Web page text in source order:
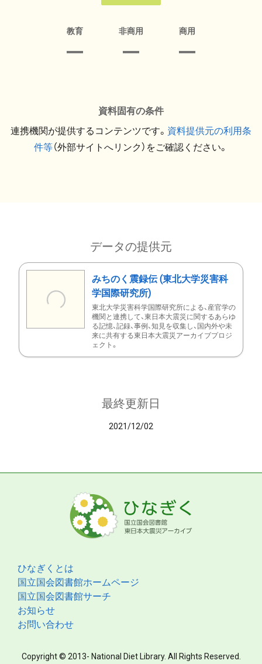
教育 非商用 商用
資料固有の条件
連携機関が提供するコンテンツです。 資料提供元の利用条
件等（外部サイトへリンク）をご確認ください。
データの提供元
みちのく震録伝 (東北大学災害科
学国際研究所)
東北大学災害科学国際研究所による、産官学の
機関と連携して、東日本大震災に関するあらゆ
る記憶、記録、事例、知見を収集し、国内外や未
来に共有する東日本大震災アーカイブプロジ
ェクト。
最終更新日
2021/12/02
ひなぎくとは
国立国会図書館ホームページ
国立国会図書館サーチ
お知らせ
お問い合わせ
Copyright © 2013- National Diet Library. All Rights Reserved.